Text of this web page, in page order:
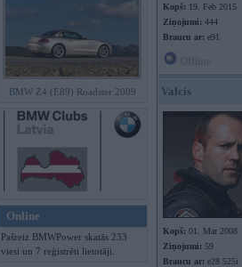
BMW Z4 (E89) Roadster 2009
Online
Pašreiz BMWPower skatās 233
viesi un 7 reģistrēti lietotāji.
Kopš: 19. Feb 2015
Ziņojumi: 444
Braucu ar: e91
Valcis
Kopš: 01. Mar 2008
Ziņojumi: 59
Braucu ar: e28 525i